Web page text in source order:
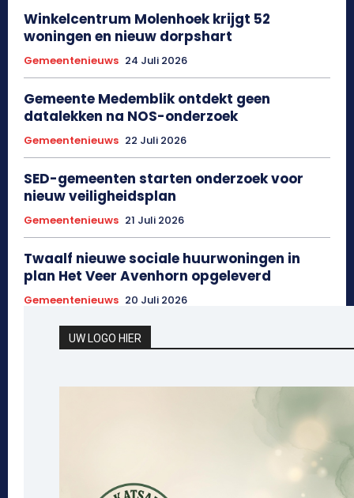
Winkelcentrum Molenhoek krijgt 52
woningen en nieuw dorpshart
Gemeentenieuws 24 Juli 2026
Gemeente Medemblik ontdekt geen
datalekken na NOS-onderzoek
Gemeentenieuws 22 Juli 2026
SED-gemeenten starten onderzoek voor
nieuw veiligheidsplan
Gemeentenieuws 21 Juli 2026
Twaalf nieuwe sociale huurwoningen in
plan Het Veer Avenhorn opgeleverd
Gemeentenieuws 20 Juli 2026
UW LOGO HIER